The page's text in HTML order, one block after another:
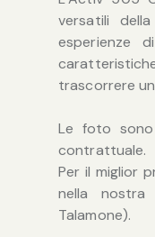
versatili
esperienze
trascorrere
Le foto
contrattuale.
Per il miglior
nella
Talamone).